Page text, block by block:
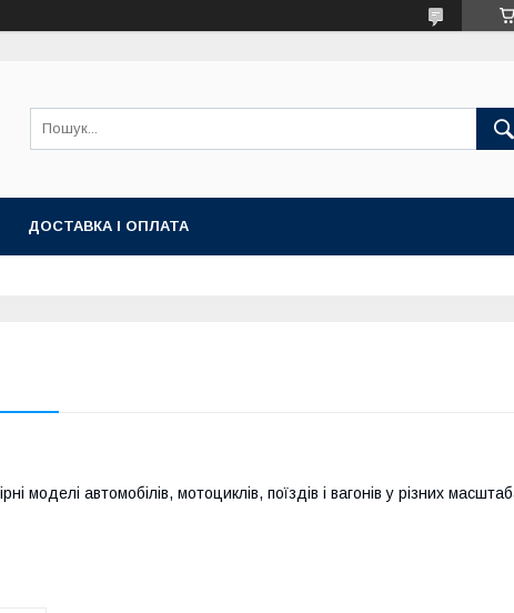
ДОСТАВКА І ОПЛАТА
моделі автомобілів, мотоциклів, поїздів і вагонів у різних